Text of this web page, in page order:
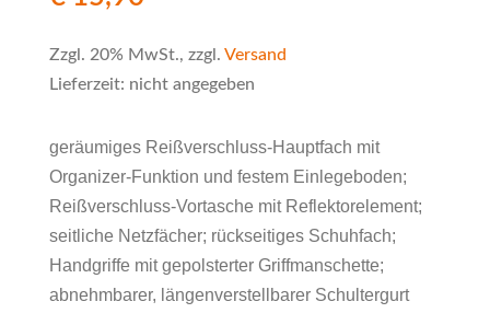
Zzgl. 20% MwSt., zzgl. Versand
Lieferzeit: nicht angegeben
geräumiges Reißverschluss-Hauptfach mit
Organizer-Funktion und festem Einlegeboden;
Reißverschluss-Vortasche mit Reflektorelement;
seitliche Netzfächer; rückseitiges Schuhfach;
Handgriffe mit gepolsterter Griffmanschette;
abnehmbarer, längenverstellbarer Schultergurt